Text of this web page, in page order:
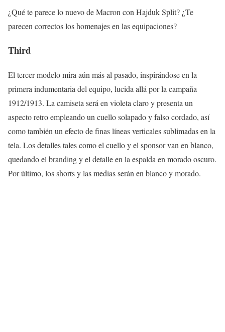
¿Qué te parece lo nuevo de Macron con Hajduk Split? ¿Te
parecen correctos los homenajes en las equipaciones?
Third
El tercer modelo mira aún más al pasado, inspirándose en la
primera indumentaria del equipo, lucida allá por la campaña
1912/1913. La camiseta será en violeta claro y presenta un
aspecto retro empleando un cuello solapado y falso cordado, así
como también un efecto de finas líneas verticales sublimadas en la
tela. Los detalles tales como el cuello y el sponsor van en blanco,
quedando el branding y el detalle en la espalda en morado oscuro.
Por último, los shorts y las medias serán en blanco y morado.